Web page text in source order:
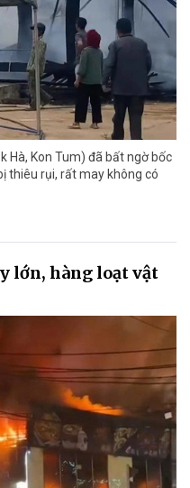
Hà, Kon Tum) đã bất ngờ bốc
thiêu rụi, rất may không có
lớn, hàng loạt vật